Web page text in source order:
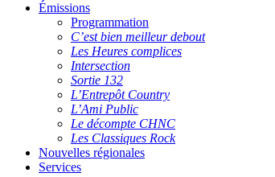
Émissions
Programmation
C’est bien meilleur debout
Les Heures complices
Intersection
Sortie 132
L’Entrepôt Country
L’Ami Public
Le décompte CHNC
Les Classiques Rock
Nouvelles régionales
Services